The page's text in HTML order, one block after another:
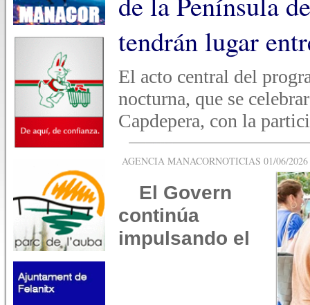
tendrán lugar
El acto central del
nocturna, que se
Capdepera, con la
AGENCIA MANACORNOTICIAS 01/06/
El Govern
continúa
impulsando el